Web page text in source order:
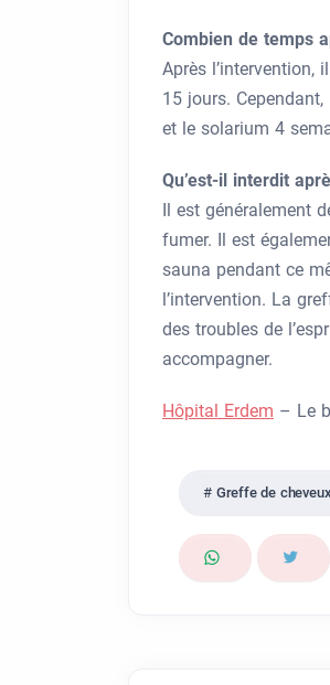
Combien de temps
Après l’intervention,
15 jours.
et le solarium 4
Qu’est-il interdit
Il est généralement
fumer. Il est
sauna pendant ce
l’intervention. La
des troubles de
accompagner.
Hôpital Erdem – Le
Greffe de cheveux